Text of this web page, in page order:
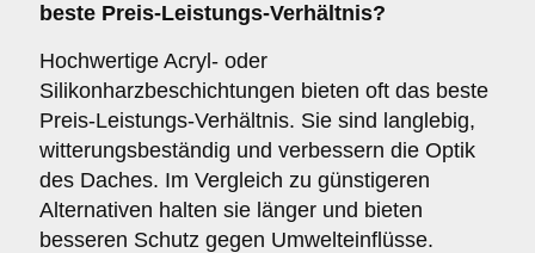
beste Preis-Leistungs-Verhältnis?
Hochwertige Acryl- oder
Silikonharzbeschichtungen bieten oft das beste
Preis-Leistungs-Verhältnis. Sie sind langlebig,
witterungsbeständig und verbessern die Optik
des Daches. Im Vergleich zu günstigeren
Alternativen halten sie länger und bieten
besseren Schutz gegen Umwelteinflüsse.